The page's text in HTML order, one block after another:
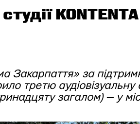
Закарпаття» за
третю аудіовізуальну
загалом) — у